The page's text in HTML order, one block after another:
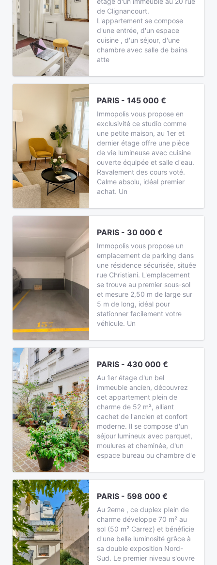
de Clignancourt.
L'appartement se compose
d'une entrée, d'un espace
cuisine , d'un séjour, d'une
chambre avec salle de bains
atte
PARIS - 145 000 €
Immopolis vous propose en
exclusivité ce studio comme
une petite maison, au 1er et
dernier étage offre une pièce
de vie lumineuse avec cuisine
ouverte équipée et salle d'eau.
Ravalement des cours voté.
Calme absolu, idéal premier
achat. Un
PARIS - 30 000 €
Immopolis vous propose un
emplacement de parking dans
une résidence sécurisée, située
rue Christiani. L'emplacement
se trouve au premier sous-sol
et mesure 2,50 m de large sur
5 m de long, idéal pour
stationner facilement votre
véhicule. Un
PARIS - 430 000 €
Au 1er étage d'un bel
immeuble ancien, découvrez
cet appartement plein de
charme de 52 m², alliant
cachet de l'ancien et confort
moderne. Il se compose d'un
séjour lumineux avec parquet,
moulures et cheminée, d'un
espace bureau ou chambre d'e
PARIS - 598 000 €
Au 2eme , ce duplex plein de
charme développe 70 m² au
sol (50 m² Carrez) et bénéficie
d'une belle luminosité grâce à
sa double exposition Nord-
Sud. Le premier niveau s'ouvre